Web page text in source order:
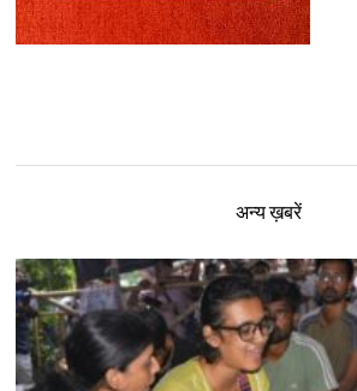
अन्य ख़बरें